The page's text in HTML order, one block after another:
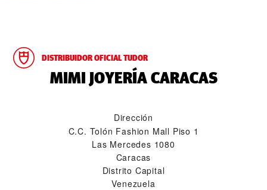
DISTRIBUIDOR OFICIAL TUDOR
‭MIMI JOYERÍA CARACAS‬
Dirección
C.C. Tolón Fashion Mall Piso 1
Las Mercedes 1080
Caracas
Distrito Capital
Venezuela